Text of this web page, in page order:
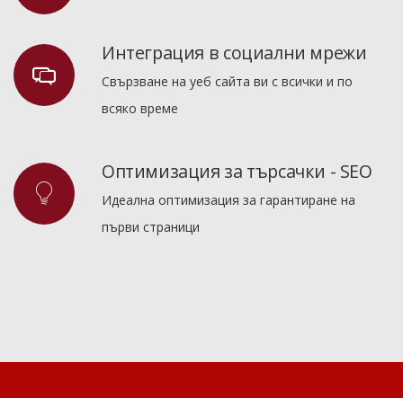
Интеграция в социални мрежи
Свързване на уеб сайта ви с всички и по
всяко време
Оптимизация за търсачки - SEO
Идеална оптимизация за гарантиране на
първи страници